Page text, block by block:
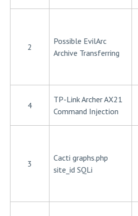
2
Possible EvilArc
Archive Transferring
4
TP-Link Archer AX21
Command Injection
3
Cacti graphs.php
site_id SQLi